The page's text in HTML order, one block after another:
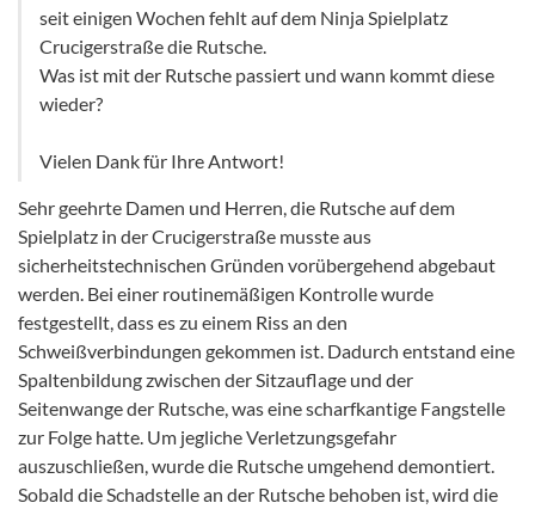
seit einigen Wochen fehlt auf dem Ninja Spielplatz
Crucigerstraße die Rutsche.
Was ist mit der Rutsche passiert und wann kommt diese
wieder?
Vielen Dank für Ihre Antwort!
Sehr geehrte Damen und Herren, die Rutsche auf dem
Spielplatz in der Crucigerstraße musste aus
sicherheitstechnischen Gründen vorübergehend abgebaut
werden. Bei einer routinemäßigen Kontrolle wurde
festgestellt, dass es zu einem Riss an den
Schweißverbindungen gekommen ist. Dadurch entstand eine
Spaltenbildung zwischen der Sitzauflage und der
Seitenwange der Rutsche, was eine scharfkantige Fangstelle
zur Folge hatte. Um jegliche Verletzungsgefahr
auszuschließen, wurde die Rutsche umgehend demontiert.
Sobald die Schadstelle an der Rutsche behoben ist, wird die